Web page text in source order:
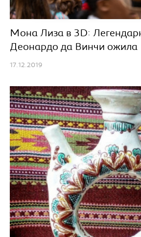
Мона Лиза в 3D:
Деонардо да Винчи ожила
17.12.2019